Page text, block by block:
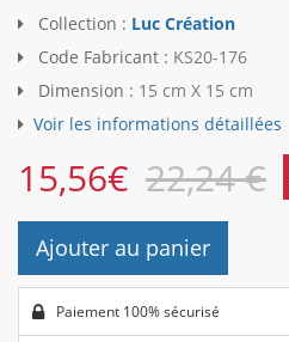
Collection : Luc Création
Code Fabricant : KS20-176
Dimension : 15 cm X 15 cm
Voir les informations détaillées
15,56€ 22,24 €
Ajouter au panier
Paiement 100% sécurisé